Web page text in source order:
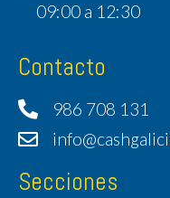
09:00 a 12:30
Contacto
986 708 131
Secciones